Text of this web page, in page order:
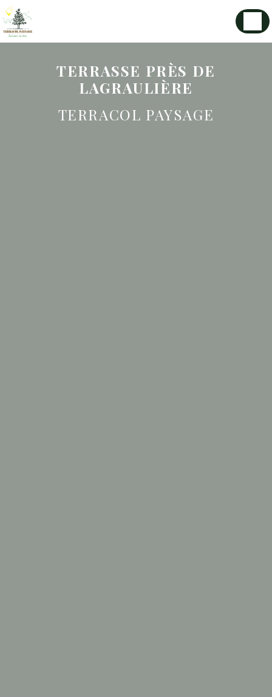
TERRASSE PRÈS DE
LAGRAULIÈRE
TERRACOL PAYSAGE
Panneau de gestion des cookies